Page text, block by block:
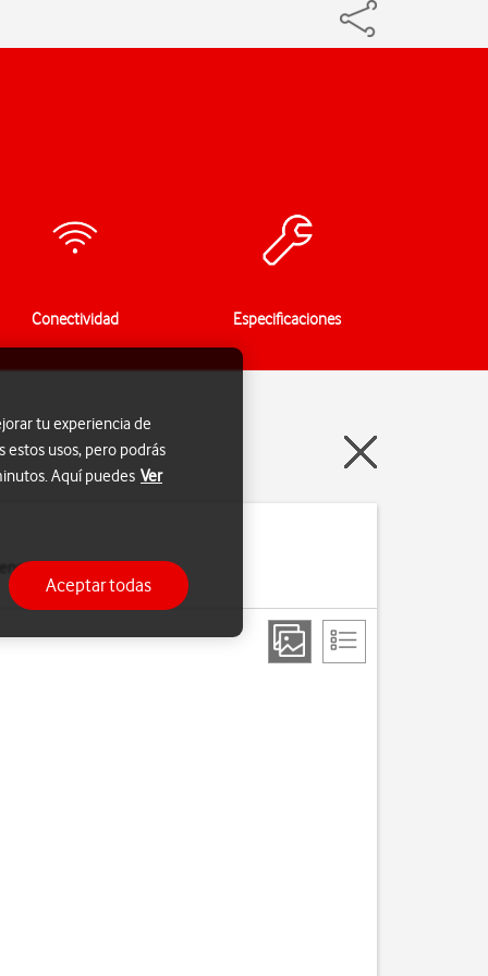
Conectividad Especificaciones
cortos y datos
tu experiencia de
estos usos, pero podrás
Aquí puedes Ver
Aceptar todas